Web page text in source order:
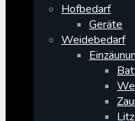
Hofbedarf
Geräte
Weidebedarf